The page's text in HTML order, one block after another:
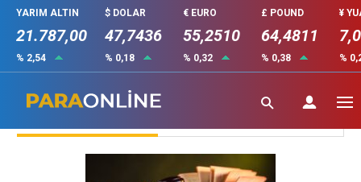
YARIM ALTIN
21.787,00
% 2,54
$ DOLAR
47,7436
% 0,18
€ EURO
55,2510
% 0,32
£ POUND
64,4811
% 0,38
¥
%
Pratik Bilgiler